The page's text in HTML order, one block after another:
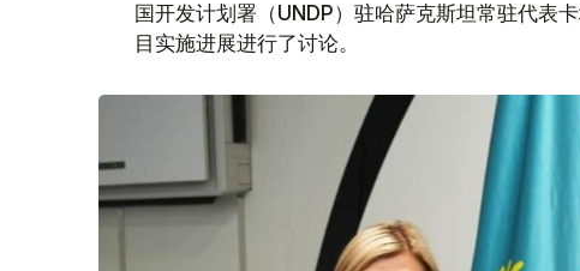
国开发计划署（UNDP）驻哈萨克斯坦常驻代表
目实施进展进行了讨论。